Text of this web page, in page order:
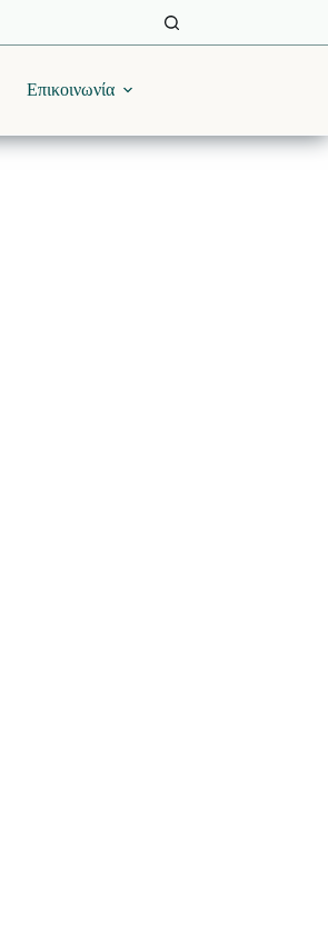
Επικοινωνία